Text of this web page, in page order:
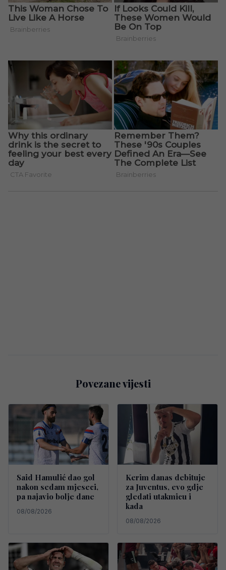
Povezane vijesti
Said Hamulić dao gol
nakon sedam mjeseci,
pa najavio bolje dane
08/08/2026
Kerim danas debituje
za Juventus, evo gdje
gledati utakmicu i
kada
08/08/2026